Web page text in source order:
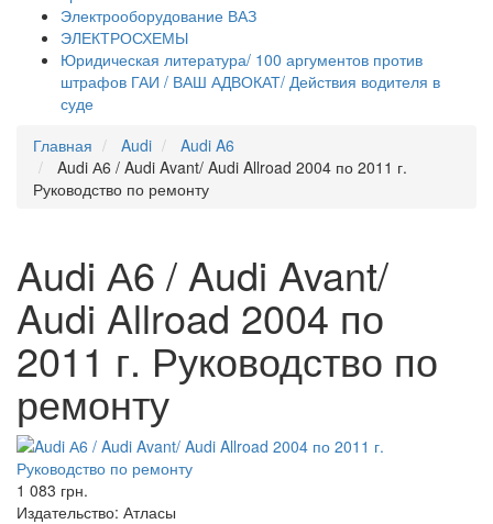
Электрооборудование ВАЗ
ЭЛЕКТРОСХЕМЫ
Юридическая литература/ 100 аргументов против
штрафов ГАИ / ВАШ АДВОКАТ/ Действия водителя в
суде
Главная
Audi
Audi A6
Audi А6 / Audi Avant/ Audi Allroad 2004 по 2011 г.
Руководство по ремонту
Audi А6 / Audi Avant/
Audi Allroad 2004 по
2011 г. Руководство по
ремонту
1 083 грн.
Издательство: Атласы